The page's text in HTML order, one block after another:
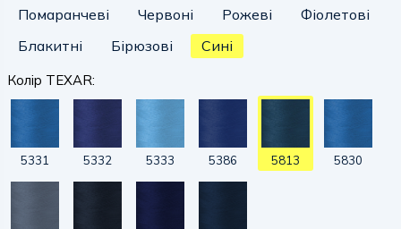
Помаранчеві
Червоні Рожеві
Фіолетові
Блакитні
Бірюзові Сині
Колір TEXAR:
5331 5332 5333 5386 5813 5830